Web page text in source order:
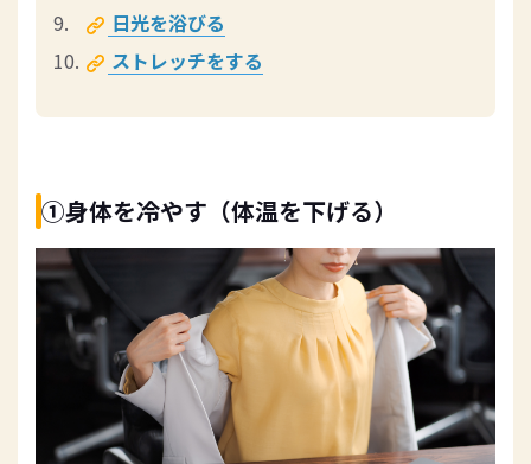
日光を浴びる
ストレッチをする
①身体を冷やす（体温を下げる）